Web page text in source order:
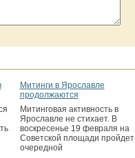
Митинги в Ярославле
продолжаются
Митинговая активность в
Ярославле не стихает. В
воскресенье 19 февраля на
Советской площади пройдет
очередной